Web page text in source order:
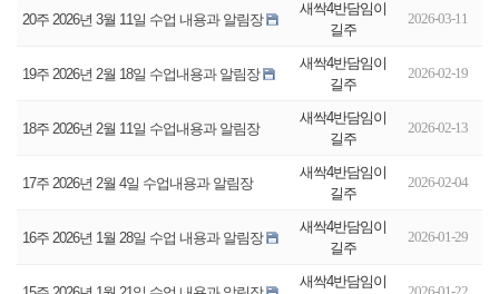
20주 2026년 3월 11일 수업 내용과 알림장
새싹4반담임이
길주
2026-03-11
19주 2026년 2월 18일 수업내용과 알림장
새싹4반담임이
길주
2026-02-19
18주 2026년 2월 11일 수업내용과 알림장
새싹4반담임이
길주
2026-02-13
17주 2026년 2월 4일 수업내용과 알림장
새싹4반담임이
길주
2026-02-04
16주 2026년 1월 28일 수업 내용과 알림장
새싹4반담임이
길주
2026-01-29
새싹4반담임이